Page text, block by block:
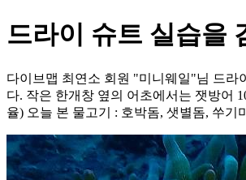
드라이 슈트 실습을
다이브맵 최연소 회원 "미니웨일"님 드라
다. 작은 한개창 옆의 어초에서는 잿방어
율) 오늘 본 물고기 : 호박돔, 샛별돔, 쑤기